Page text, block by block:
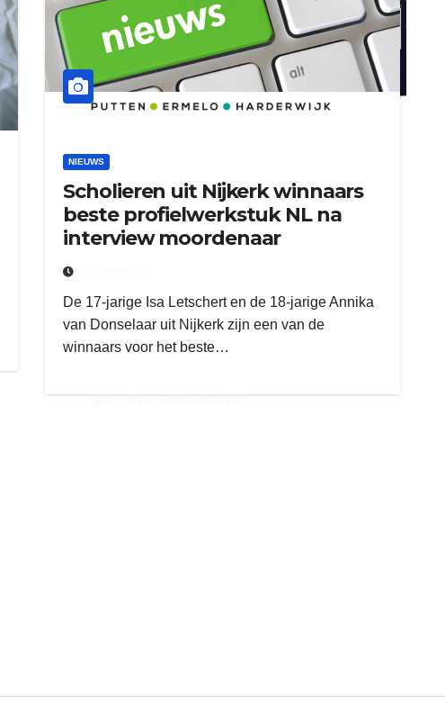
henkvandeberg
duo montage
gijs zwart interieurbouw
NIEUWS
Scholieren uit Nijkerk winnaars
beste profielwerkstuk NL na
interview moordenaar
De 17-jarige Isa Letschert en de 18-jarige Annika
van Donselaar uit Nijkerk zijn een van de
winnaars voor het beste…